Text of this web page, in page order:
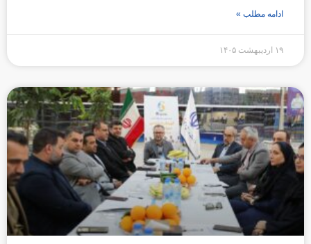
ادامه مطلب »
۱۹ اردیبهشت ۱۴۰۵